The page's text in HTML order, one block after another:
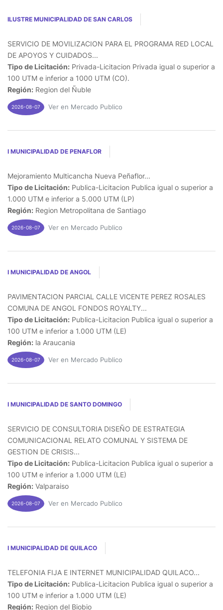
ILUSTRE MUNICIPALIDAD DE SAN CARLOS
SERVICIO DE MOVILIZACION PARA EL PROGRAMA RED LOCAL
DE APOYOS Y CUIDADOS...
Tipo de Licitación: Privada-Licitacion Privada igual o superior a
100 UTM e inferior a 1000 UTM (CO).
Región: Region del Ñuble
2026-08-07 Ver en Mercado Publico
I MUNICIPALIDAD DE PENAFLOR
Mejoramiento Multicancha Nueva Peñaflor...
Tipo de Licitación: Publica-Licitacion Publica igual o superior a
1.000 UTM e inferior a 5.000 UTM (LP)
Región: Region Metropolitana de Santiago
2026-08-07 Ver en Mercado Publico
I MUNICIPALIDAD DE ANGOL
PAVIMENTACION PARCIAL CALLE VICENTE PEREZ ROSALES
COMUNA DE ANGOL FONDOS ROYALTY...
Tipo de Licitación: Publica-Licitacion Publica igual o superior a
100 UTM e inferior a 1.000 UTM (LE)
Región: la Araucania
2026-08-07 Ver en Mercado Publico
I MUNICIPALIDAD DE SANTO DOMINGO
SERVICIO DE CONSULTORIA DISEÑO DE ESTRATEGIA
COMUNICACIONAL RELATO COMUNAL Y SISTEMA DE
GESTION DE CRISIS...
Tipo de Licitación: Publica-Licitacion Publica igual o superior a
100 UTM e inferior a 1.000 UTM (LE)
Región: Valparaiso
2026-08-07 Ver en Mercado Publico
I MUNICIPALIDAD DE QUILACO
TELEFONIA FIJA E INTERNET MUNICIPALIDAD QUILACO...
Tipo de Licitación: Publica-Licitacion Publica igual o superior a
100 UTM e inferior a 1.000 UTM (LE)
Región: Region del Biobio